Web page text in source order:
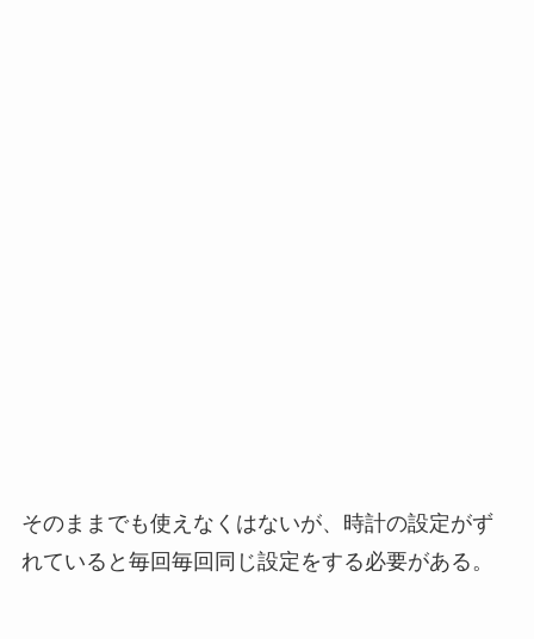
そのままでも使えなくはないが、時計の設定がず
れていると毎回毎回同じ設定をする必要がある。